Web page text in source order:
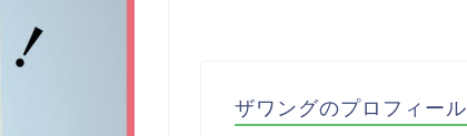
ザワングのプロフィール